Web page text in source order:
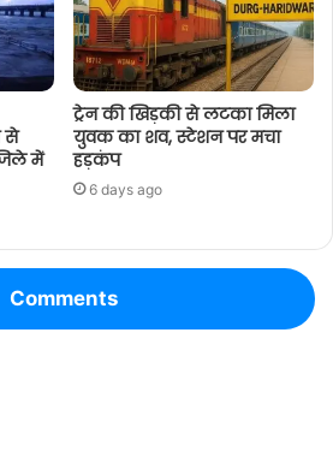
से
में
ट्रेन की खिड़की से लटका मिला
युवक का शव, स्टेशन पर मचा
हड़कंप
6 days ago
Comments